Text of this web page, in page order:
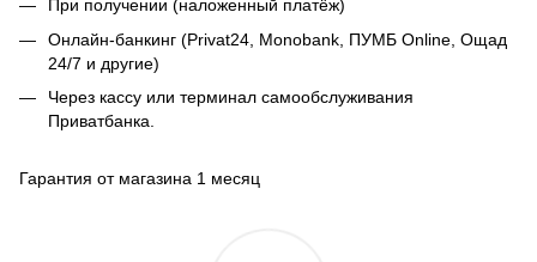
При получении (наложенный платёж)
Онлайн-банкинг (Privat24, Monobank, ПУМБ Online, Ощад
24/7 и другие)
Через кассу или терминал самообслуживания
Приватбанка.
Гарантия от магазина 1 месяц